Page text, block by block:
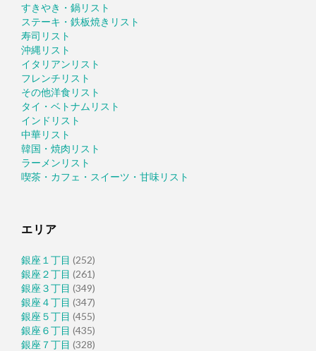
すきやき・鍋リスト
ステーキ・鉄板焼きリスト
寿司リスト
沖縄リスト
イタリアンリスト
フレンチリスト
その他洋食リスト
タイ・ベトナムリスト
インドリスト
中華リスト
韓国・焼肉リスト
ラーメンリスト
喫茶・カフェ・スイーツ・甘味リスト
エリア
銀座１丁目 (252)
銀座２丁目 (261)
銀座３丁目 (349)
銀座４丁目 (347)
銀座５丁目 (455)
銀座６丁目 (435)
銀座７丁目 (328)